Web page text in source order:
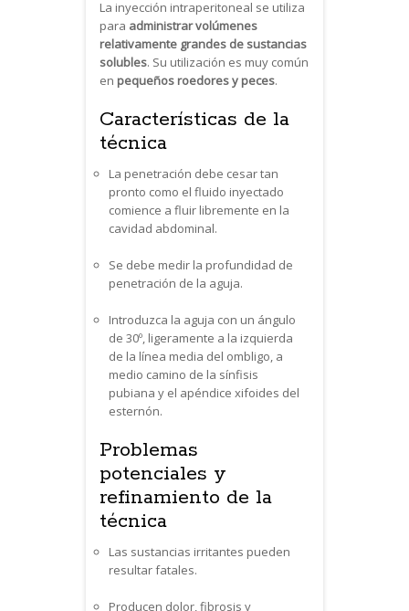
La inyección intraperitoneal se utiliza
para administrar volúmenes
relativamente grandes de sustancias
solubles. Su utilización es muy común
en pequeños roedores y peces.
Características de la
técnica
La penetración debe cesar tan
pronto como el fluido inyectado
comience a fluir libremente en la
cavidad abdominal.
Se debe medir la profundidad de
penetración de la aguja.
Introduzca la aguja con un ángulo
de 30º, ligeramente a la izquierda
de la línea media del ombligo, a
medio camino de la sínfisis
pubiana y el apéndice xifoides del
esternón.
Problemas
potenciales y
refinamiento de la
técnica
Las sustancias irritantes pueden
resultar fatales.
Producen dolor, fibrosis y